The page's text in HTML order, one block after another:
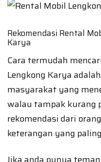
Rekomendasi Rental
Karya
Cara termudah
Lengkong Karya
masyarakat yang
walau tampak kurang
rekomendasi dari
keterangan yang